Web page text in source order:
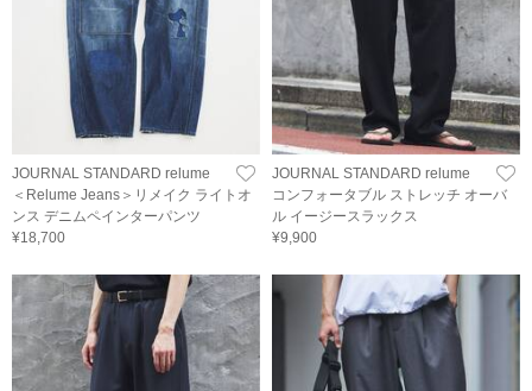
JOURNAL STANDARD relume
＜Relume Jeans＞リメイク ライトオ
ンス デニムペインターパンツ
¥18,700
JOURNAL STANDARD relume
コンフォータブル ストレッチ オーバ
ル イージースラックス
¥9,900